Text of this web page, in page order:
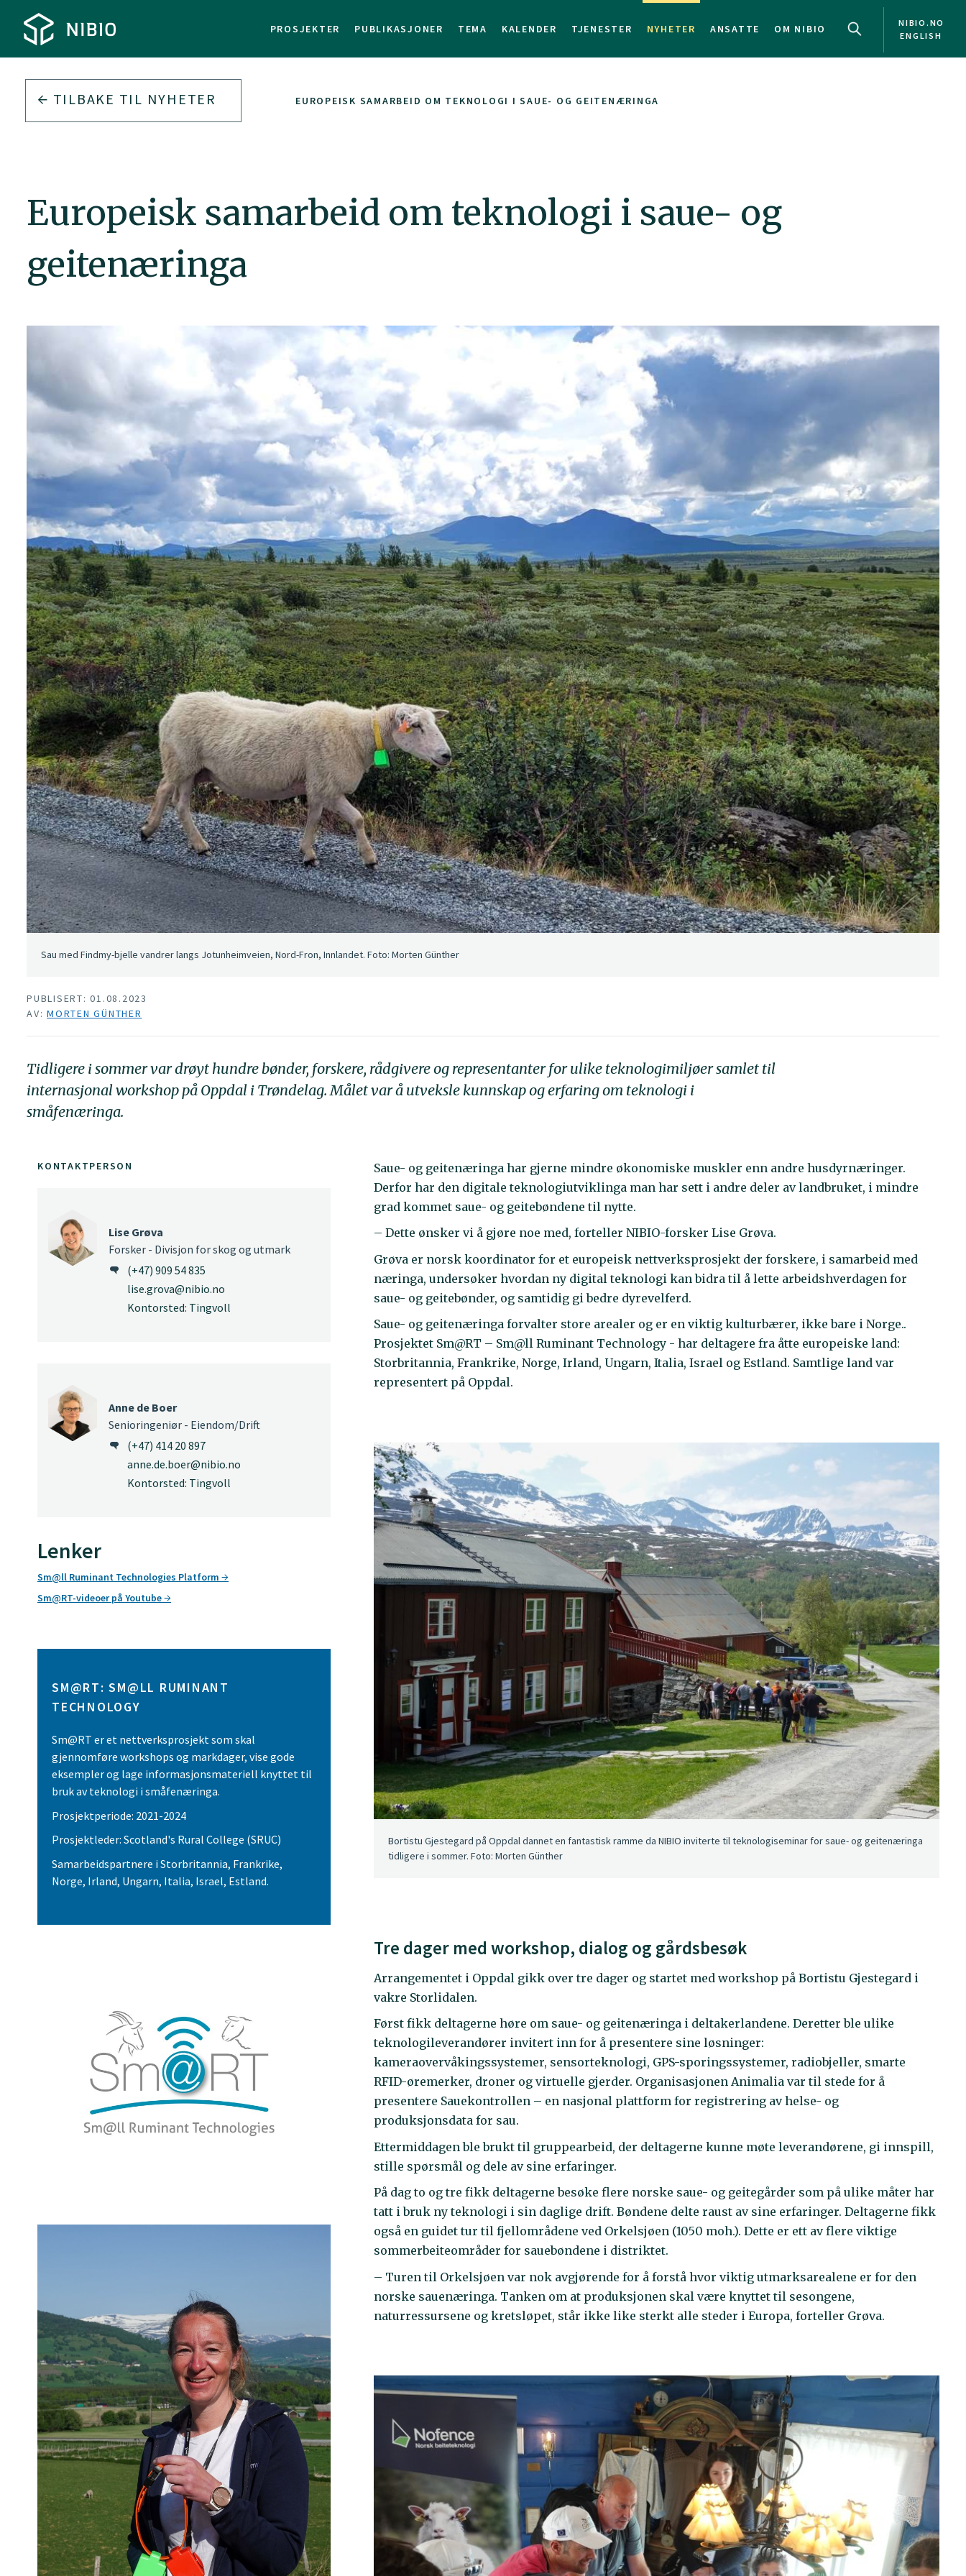
PROSJEKTER PUBLIKASJONER TEMA KALENDER TJENESTER NYHETER ANSATTE OM NIBIO
NIBIO.NO
ENGLISH
TILBAKE TIL NYHETER EUROPEISK SAMARBEID OM TEKNOLOGI I SAUE- OG GEITENÆRINGA
Europeisk samarbeid om teknologi i saue- og
geitenæringa
Sau med Findmy-bjelle vandrer langs Jotunheimveien, Nord-Fron, Innlandet. Foto: Morten Günther
PUBLISERT: 01.08.2023
AV: MORTEN GÜNTHER
Tidligere i sommer var drøyt hundre bønder, forskere, rådgivere og representanter for ulike teknologimiljøer samlet til
internasjonal workshop på Oppdal i Trøndelag. Målet var å utveksle kunnskap og erfaring om teknologi i
småfenæringa.
Saue- og geitenæringa har gjerne mindre økonomiske muskler enn andre husdyrnæringer.
Derfor har den digitale teknologiutviklinga man har sett i andre deler av landbruket, i mindre
grad kommet saue- og geitebøndene til nytte.
– Dette ønsker vi å gjøre noe med, forteller NIBIO-forsker Lise Grøva.
Grøva er norsk koordinator for et europeisk nettverksprosjekt der forskere, i samarbeid med
næringa, undersøker hvordan ny digital teknologi kan bidra til å lette arbeidshverdagen for
saue- og geitebønder, og samtidig gi bedre dyrevelferd.
Saue- og geitenæringa forvalter store arealer og er en viktig kulturbærer, ikke bare i Norge..
Prosjektet Sm@RT – Sm@ll Ruminant Technology - har deltagere fra åtte europeiske land:
Storbritannia, Frankrike, Norge, Irland, Ungarn, Italia, Israel og Estland. Samtlige land var
representert på Oppdal.
Bortistu Gjestegard på Oppdal dannet en fantastisk ramme da NIBIO inviterte til teknologiseminar for saue- og geitenæringa
tidligere i sommer. Foto: Morten Günther
Tre dager med workshop, dialog og gårdsbesøk
Arrangementet i Oppdal gikk over tre dager og startet med workshop på Bortistu Gjestegard i
vakre Storlidalen.
Først fikk deltagerne høre om saue- og geitenæringa i deltakerlandene. Deretter ble ulike
teknologileverandører invitert inn for å presentere sine løsninger:
kameraovervåkingssystemer, sensorteknologi, GPS-sporingssystemer, radiobjeller, smarte
RFID-øremerker, droner og virtuelle gjerder. Organisasjonen Animalia var til stede for å
presentere Sauekontrollen – en nasjonal plattform for registrering av helse- og
produksjonsdata for sau.
Ettermiddagen ble brukt til gruppearbeid, der deltagerne kunne møte leverandørene, gi innspill,
stille spørsmål og dele av sine erfaringer.
På dag to og tre fikk deltagerne besøke flere norske saue- og geitegårder som på ulike måter har
tatt i bruk ny teknologi i sin daglige drift. Bøndene delte raust av sine erfaringer. Deltagerne fikk
også en guidet tur til fjellområdene ved Orkelsjøen (1050 moh.). Dette er ett av flere viktige
sommerbeiteområder for sauebøndene i distriktet.
– Turen til Orkelsjøen var nok avgjørende for å forstå hvor viktig utmarksarealene er for den
norske sauenæringa. Tanken om at produksjonen skal være knyttet til sesongene,
naturressursene og kretsløpet, står ikke like sterkt alle steder i Europa, forteller Grøva.
KONTAKTPERSON
Lise Grøva
Forsker - Divisjon for skog og utmark
(+47) 909 54 835
lise.grova@nibio.no
Kontorsted: Tingvoll
Anne de Boer
Senioringeniør - Eiendom/Drift
(+47) 414 20 897
anne.de.boer@nibio.no
Kontorsted: Tingvoll
Lenker
Sm@ll Ruminant Technologies Platform
Sm@RT-videoer på Youtube
SM@RT: SM@LL RUMINANT
TECHNOLOGY
Sm@RT er et nettverksprosjekt som skal
gjennomføre workshops og markdager, vise gode
eksempler og lage informasjonsmateriell knyttet til
bruk av teknologi i småfenæringa.
Prosjektperiode: 2021-2024
Prosjektleder: Scotland's Rural College (SRUC)
Samarbeidspartnere i Storbritannia, Frankrike,
Norge, Irland, Ungarn, Italia, Israel, Estland.